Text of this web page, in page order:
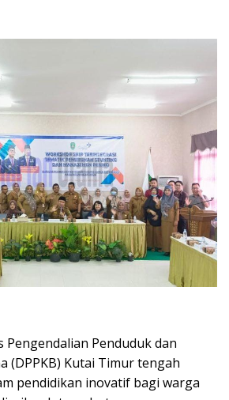
Pengendalian Penduduk dan
(DPPKB) Kutai Timur tengah
pendidikan inovatif bagi warga